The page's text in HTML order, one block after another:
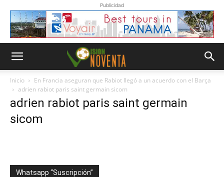
Publicidad
Inicio
En Francia aseguran que Rabiot llegó a un acuerdo con el Barça
adrien rabiot paris saint germain sicom
adrien rabiot paris saint germain
sicom
Whatsapp “Suscripción”